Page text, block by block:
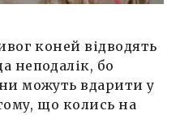
коней відводять
неподалік, бо
можуть вдарити у
що колись на